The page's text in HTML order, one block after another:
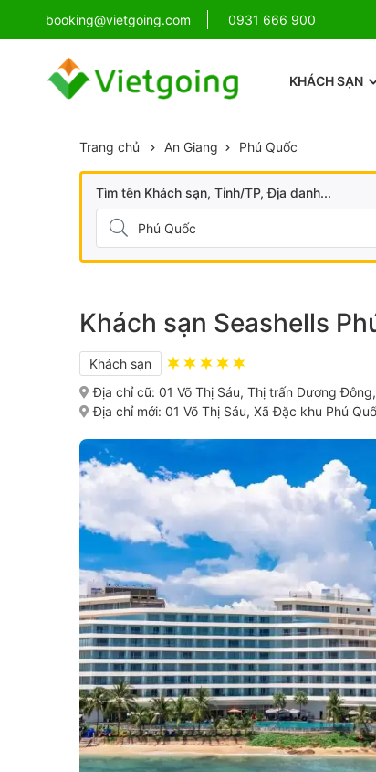
booking@vietgoing.com 0931 666 900
Combo Phú Quốc Giá Cực Sốc
KHÁCH SẠN
Trang chủ An Giang Phú Quốc
Tìm tên Khách sạn, Tỉnh/TP, Địa danh...
Khách sạn Seashells
Khách sạn
Địa chỉ cũ: 01 Võ Thị Sáu, Thị trấn Dương
Địa chỉ mới: 01 Võ Thị Sáu, Xã Đặc khu Phú